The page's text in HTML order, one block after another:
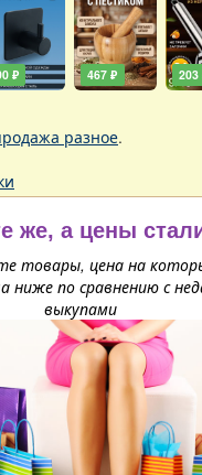
₽ 467 ₽ 203
разное.
же, а цены
товары, цена на
ниже по сравнению с
выкупами